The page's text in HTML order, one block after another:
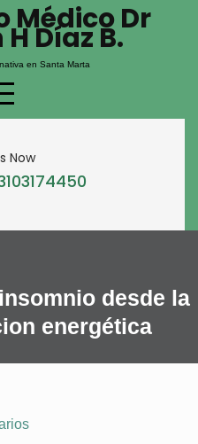
Médico Dr
Díaz B.
en Santa Marta
Now
desde la
energética